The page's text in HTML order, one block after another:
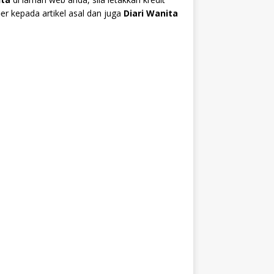
kepada artikel asal dan juga Diari Wanita